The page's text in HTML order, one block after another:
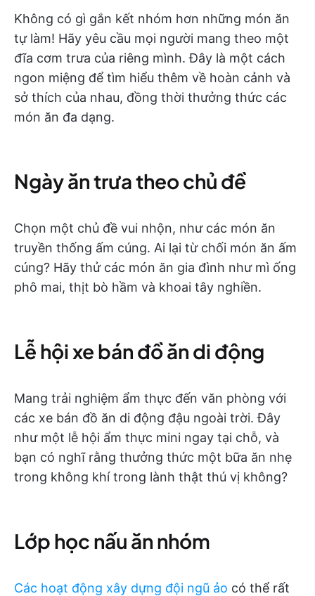
Không có gì gắn kết nhóm hơn những món ăn
tự làm! Hãy yêu cầu mọi người mang theo một
đĩa cơm trưa của riêng mình. Đây là một cách
ngon miệng để tìm hiểu thêm về hoàn cảnh và
sở thích của nhau, đồng thời thưởng thức các
món ăn đa dạng.
Ngày ăn trưa theo chủ đề
Chọn một chủ đề vui nhộn, như các món ăn
truyền thống ấm cúng. Ai lại từ chối món ăn ấm
cúng? Hãy thử các món ăn gia đình như mì ống
phô mai, thịt bò hầm và khoai tây nghiền.
Lễ hội xe bán đồ ăn di động
Mang trải nghiệm ẩm thực đến văn phòng với
các xe bán đồ ăn di động đậu ngoài trời. Đây
như một lễ hội ẩm thực mini ngay tại chỗ, và
bạn có nghĩ rằng thưởng thức một bữa ăn nhẹ
trong không khí trong lành thật thú vị không?
Lớp học nấu ăn nhóm
Các hoạt động xây dựng đội ngũ ảo có thể rất